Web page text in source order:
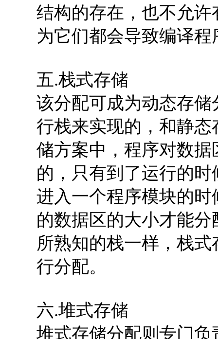
结构的存在，也不允
为它们都会导致编译
五.栈式存储
该分配可成为动态存
行栈来实现的，和静
储方案中，程序对数
的，只有到了运行的
进入一个程序模块的
的数据区的大小才能
所熟知的栈一样，栈
行分配。
六.堆式存储
堆式存储分配则专门